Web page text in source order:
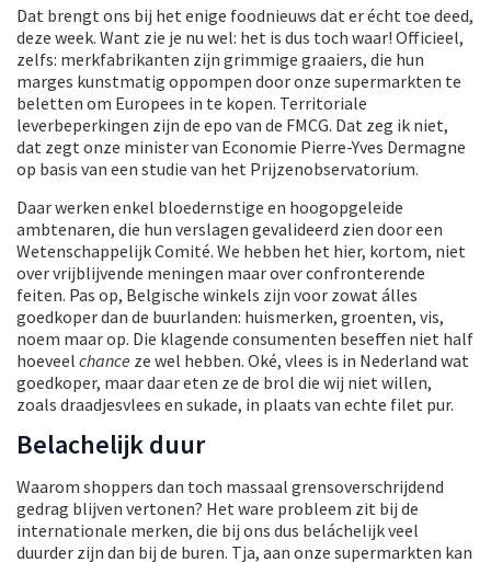
Dat brengt ons bij het enige foodnieuws dat er écht toe deed,
deze week. Want zie je nu wel: het is dus toch waar! Officieel,
zelfs: merkfabrikanten zijn grimmige graaiers, die hun
marges kunstmatig oppompen door onze supermarkten te
beletten om Europees in te kopen. Territoriale
leverbeperkingen zijn de epo van de FMCG. Dat zeg ik niet,
dat zegt onze minister van Economie Pierre-Yves Dermagne
op basis van een studie van het Prijzenobservatorium.
Daar werken enkel bloedernstige en hoogopgeleide
ambtenaren, die hun verslagen gevalideerd zien door een
Wetenschappelijk Comité. We hebben het hier, kortom, niet
over vrijblijvende meningen maar over confronterende
feiten. Pas op, Belgische winkels zijn voor zowat álles
goedkoper dan de buurlanden: huismerken, groenten, vis,
noem maar op. Die klagende consumenten beseffen niet half
hoeveel chance ze wel hebben. Oké, vlees is in Nederland wat
goedkoper, maar daar eten ze de brol die wij niet willen,
zoals draadjesvlees en sukade, in plaats van echte filet pur.
Belachelijk duur
Waarom shoppers dan toch massaal grensoverschrijdend
gedrag blijven vertonen? Het ware probleem zit bij de
internationale merken, die bij ons dus beláchelijk veel
duurder zijn dan bij de buren. Tja, aan onze supermarkten kan